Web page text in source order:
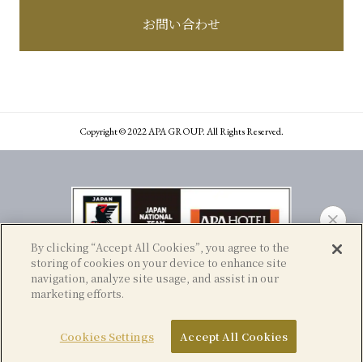
お問い合わせ
Copyright © 2022 APA GROUP. All Rights Reserved.
アクセス ご予約はこちら
By clicking “Accept All Cookies”, you agree to the
storing of cookies on your device to enhance site
navigation, analyze site usage, and assist in our
marketing efforts.
Cookies Settings Accept All Cookies